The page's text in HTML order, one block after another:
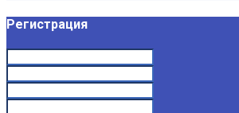
Регистрация